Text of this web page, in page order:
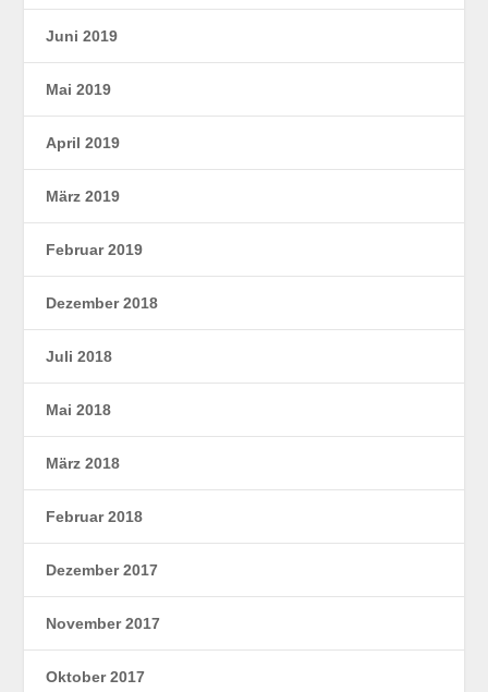
Juni 2019
Mai 2019
April 2019
März 2019
Februar 2019
Dezember 2018
Juli 2018
Mai 2018
März 2018
Februar 2018
Dezember 2017
November 2017
Oktober 2017